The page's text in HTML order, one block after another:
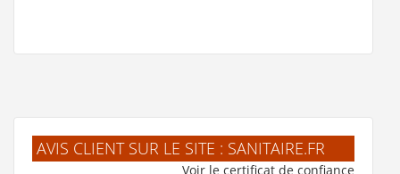
AVIS CLIENT SUR LE SITE : SANITAIRE.FR
Voir le certificat de confiance